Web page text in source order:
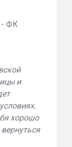
- ФК
и
хорошо